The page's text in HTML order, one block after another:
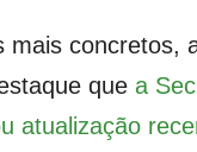
mais concretos,
que a
atualização